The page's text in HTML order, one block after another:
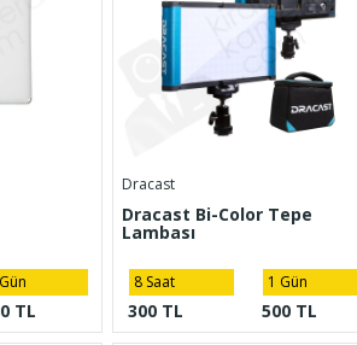
TL
Dracast
Dracast Bi-Color Tepe
Lambası
8 Saat
300 TL
1 Gün
500 TL